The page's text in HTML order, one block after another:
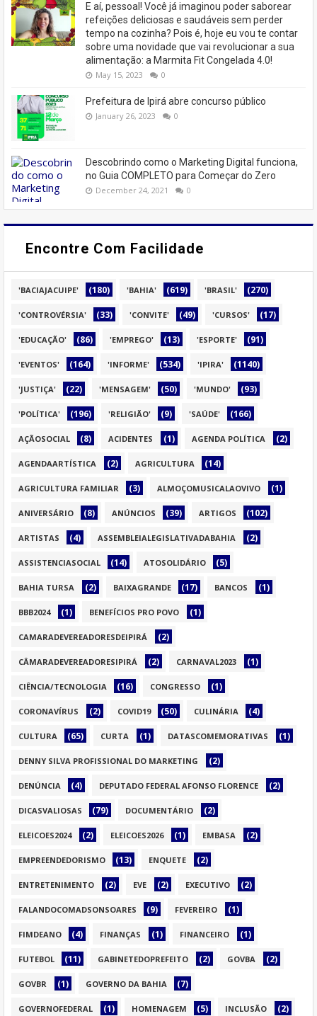
E aí, pessoal! Você já imaginou poder saborear
refeições deliciosas e saudáveis ​​sem perder
tempo na cozinha? Pois é, hoje eu vou te contar
sobre uma novidade que vai revolucionar a sua
alimentação: a Marmita Fit Congelada 4.0!
May 15, 2023 0
Prefeitura de Ipirá abre concurso público
January 26, 2023 0
Descobrindo como o Marketing Digital funciona,
no Guia COMPLETO para Começar do Zero
December 24, 2021 0
Encontre Com Facilidade
'BACIAJACUIPE' (180) 'BAHIA' (619) 'BRASIL' (270)
'CONTROVÉRSIA' (33) 'CONVITE' (49) 'CURSOS' (17)
'EDUCAÇÃO' (86) 'EMPREGO' (13) 'ESPORTE' (91)
'EVENTOS' (164) 'INFORME' (534) 'IPIRA' (1140)
'JUSTIÇA' (22) 'MENSAGEM' (50) 'MUNDO' (93)
'POLÍTICA' (196) 'RELIGIÃO' (9) 'SAÚDE' (166)
AÇÃOSOCIAL (8) ACIDENTES (1) AGENDA POLÍTICA (2)
AGENDAARTÍSTICA (2) AGRICULTURA (14)
AGRICULTURA FAMILIAR (3) ALMOÇOMUSICALAOVIVO (1)
ANIVERSÁRIO (8) ANÚNCIOS (39) ARTIGOS (102)
ARTISTAS (4) ASSEMBLEIALEGISLATIVADABAHIA (2)
ASSISTENCIASOCIAL (14) ATOSOLIDÁRIO (5)
BAHIA TURSA (2) BAIXAGRANDE (17) BANCOS (1)
BBB2024 (1) BENEFÍCIOS PRO POVO (1)
CAMARADEVEREADORESDEIPIRÁ (2)
CÂMARADEVEREADORESIPIRÁ (2) CARNAVAL2023 (1)
CIÊNCIA/TECNOLOGIA (16) CONGRESSO (1)
CORONAVÍRUS (2) COVID19 (50) CULINÁRIA (4)
CULTURA (65) CURTA (1) DATASCOMEMORATIVAS (1)
DENNY SILVA PROFISSIONAL DO MARKETING (2)
DENÚNCIA (4) DEPUTADO FEDERAL AFONSO FLORENCE (2)
DICASVALIOSAS (79) DOCUMENTÁRIO (2)
ELEICOES2024 (2) ELEICOES2026 (1) EMBASA (2)
EMPREENDEDORISMO (13) ENQUETE (2)
ENTRETENIMENTO (2) EVE (2) EXECUTIVO (2)
FALANDOCOMADSONSOARES (9) FEVEREIRO (1)
FIMDEANO (4) FINANÇAS (1) FINANCEIRO (1)
FUTEBOL (11) GABINETEDOPREFEITO (2) GOVBA (2)
GOVBR (1) GOVERNO DA BAHIA (7)
GOVERNOFEDERAL (1) HOMENAGEM (5) INCLUSÃO (2)